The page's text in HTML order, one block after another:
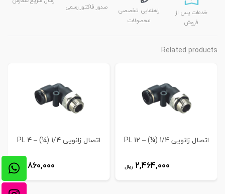
خدمات پس از
فروش
راهنمایی تخصصی
محصولات
صدور فاکتور رسمی
Related products
اتصال زانویی 1/4 (¼) – 12 PL
2,464,000 ریال
اتصال زانویی 1/4 (¼) – 4 PL
860,000 ریال